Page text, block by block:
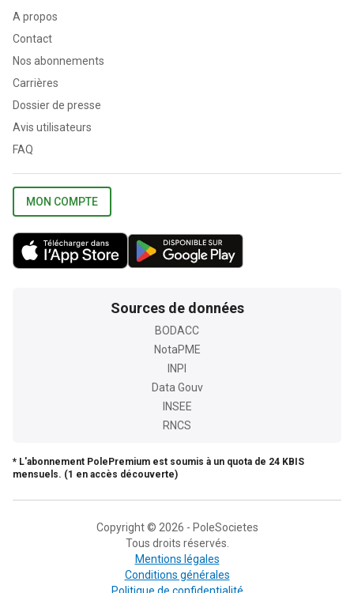
A propos
Contact
Nos abonnements
Carrières
Dossier de presse
Avis utilisateurs
FAQ
MON COMPTE
Sources de données
BODACC
NotaPME
INPI
Data Gouv
INSEE
RNCS
* L'abonnement PolePremium est soumis à un quota de 24 KBIS
mensuels. (1 en accès découverte)
Copyright © 2026 - PoleSocietes
Tous droits réservés.
Mentions légales
Conditions générales